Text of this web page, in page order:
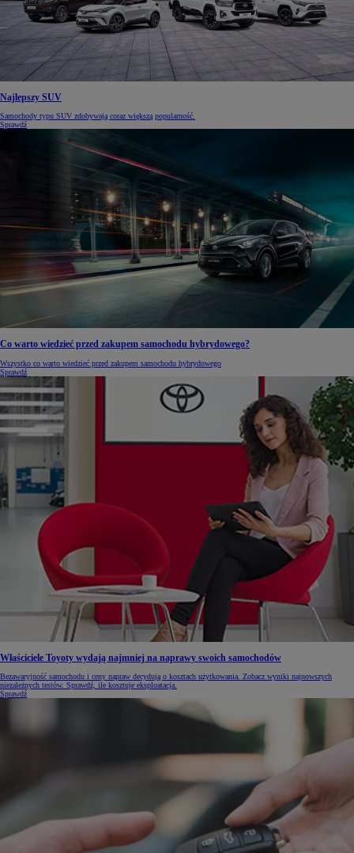
Najlepszy SUV
Samochody typu SUV zdobywają coraz większą popularność.
Sprawdź
Co warto wiedzieć przed zakupem samochodu hybrydowego?
Wszystko co warto wiedzieć przed zakupem samochodu hybrydowego
Sprawdź
Właściciele Toyoty wydają najmniej na naprawy swoich samochodów
Bezawaryjność samochodu i ceny napraw decydują o kosztach użytkowania. Zobacz wyniki najnowszych
niezależnych testów. Sprawdź, ile kosztuje eksploatacja.
Sprawdź